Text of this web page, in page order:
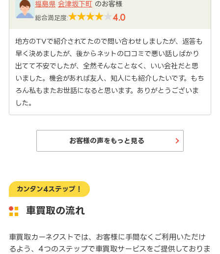
福島県 会津坂下町のお客様
総合満足度: 4.0
地方のTVで紹介されてたので問い合わせしましたが、返答も
早く決めましたが、後からネットの口コミで悪い話しばかり
出てて不安でしたが、全然そんなことなく、いい会社だと思
いました。機会があれば友人、知人にも紹介したいです。もち
ろん私もまたお世話になると思います。ありがとうございま
した。
お客様の声をもっと見る
カンタン4ステップ！
車買取の流れ
車買取カーネクストでは、お客様に手間なくご利用いただけ
るよう、4つのステップで車買取サービスをご提供しておりま